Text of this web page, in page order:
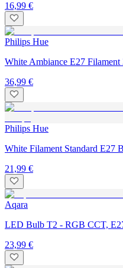
16,99 €
Philips Hue
White Ambiance E27 Filament
36,99 €
Philips Hue
White Filament Standard E27
21,99 €
Aqara
LED Bulb T2 - RGB CCT,
23,99 €